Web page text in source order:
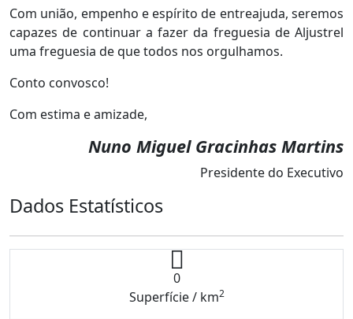
Com união, empenho e espírito de entreajuda, seremos
capazes de continuar a fazer da freguesia de Aljustrel
uma freguesia de que todos nos orgulhamos.
Conto convosco!
Com estima e amizade,
Nuno Miguel Gracinhas Martins
Presidente do Executivo
Dados Estatísticos
0
Superfície / km2